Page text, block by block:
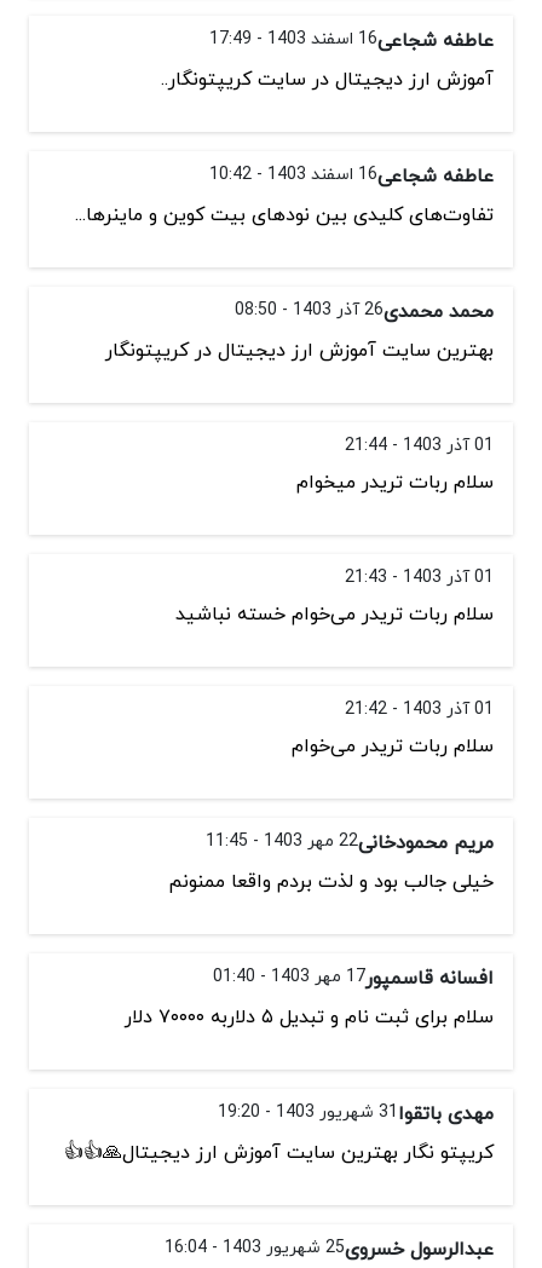
عاطفه شجاعی16 اسفند 1403 - 17:49
آموزش ارز دیجیتال در سایت کریپتونگار..
عاطفه شجاعی16 اسفند 1403 - 10:42
تفاوت‌های کلیدی بین نودهای بیت‌ کوین و ماینرها...
محمد محمدی26 آذر 1403 - 08:50
بهترین سایت آموزش ارز دیجیتال در کریپتونگار
01 آذر 1403 - 21:44
سلام ربات تریدر میخوام
01 آذر 1403 - 21:43
سلام ربات تریدر می‌خوام خسته نباشید
01 آذر 1403 - 21:42
سلام ربات تریدر می‌خوام
مریم محمودخانی22 مهر 1403 - 11:45
خیلی جالب بود و لذت بردم واقعا ممنونم
افسانه قاسمپور17 مهر 1403 - 01:40
سلام برای ثبت نام و تبدیل ۵ دلاربه ۷۰۰۰۰ دلار
مهدی باتقوا31 شهریور 1403 - 19:20
کریپتو نگار بهترین سایت آموزش ارز دیجیتال🙏👍👍
عبدالرسول خسروی25 شهریور 1403 - 16:04